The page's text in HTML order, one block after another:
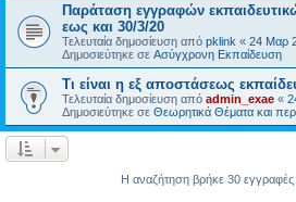
Παράταση εγγραφών
εως και 30/3/20
Τελευταία δημοσίευση από pklink « 24 Μαρ
Δημοσιεύτηκε σε Ασύγχρονη Εκπαίδευση
Τι είναι η εξ αποστάσεως
Τελευταία δημοσίευση από admin_exae «
Δημοσιεύτηκε σε Θεωρητικά Θέματα και
Η αναζήτηση βρήκε 30 εγγραφές